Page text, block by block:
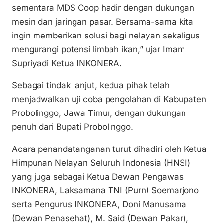
sementara MDS Coop hadir dengan dukungan
mesin dan jaringan pasar. Bersama-sama kita
ingin memberikan solusi bagi nelayan sekaligus
mengurangi potensi limbah ikan,” ujar Imam
Supriyadi Ketua INKONERA.
Sebagai tindak lanjut, kedua pihak telah
menjadwalkan uji coba pengolahan di Kabupaten
Probolinggo, Jawa Timur, dengan dukungan
penuh dari Bupati Probolinggo.
Acara penandatanganan turut dihadiri oleh Ketua
Himpunan Nelayan Seluruh Indonesia (HNSI)
yang juga sebagai Ketua Dewan Pengawas
INKONERA, Laksamana TNI (Purn) Soemarjono
serta Pengurus INKONERA, Doni Manusama
(Dewan Penasehat), M. Said (Dewan Pakar),